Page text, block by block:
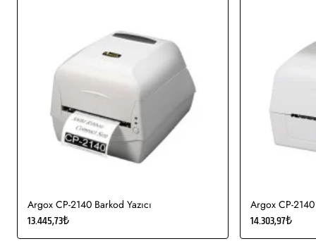
Fiziksel Özellikler
Çözünürlük: 203 dpi - 300 dpi
220 Boy:182Derinlik: 279
Min Ribbon Genişliği: 40 mm Max Ribbon Genişliği: 110
Ribbon Uzunluğu:
Argox CP-2140 Barkod Yazıcı
13.445,73₺
Argox CP-2140
14.303,97₺